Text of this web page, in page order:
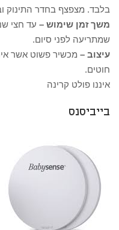
בלבד. מצפצף בחדר התינוק
משך זמן שימוש – עד חצי
שמתריעה לפני סיום.
עיצוב – מכשיר פשוט אשר
חוטים.
איננו פולט קרינה
בייביסנס